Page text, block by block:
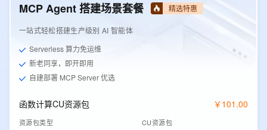
MCP Agent 搭建场景套餐 精选特惠
一站式轻松搭建生产级别 AI 智能体
Serverless 算力免运维
新老同享，即开即用
自建部署 MCP Server 优选
函数计算CU资源包 ￥ 101 .00
资源包类型 CU资源包